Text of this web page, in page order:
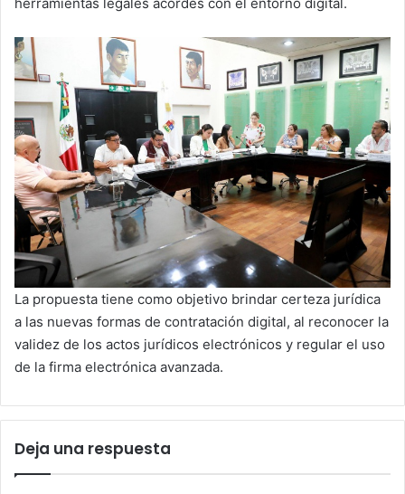
La propuesta tiene como objetivo brindar certeza jurídica
a las nuevas formas de contratación digital, al reconocer la
validez de los actos jurídicos electrónicos y regular el uso
de la firma electrónica avanzada.
Deja una respuesta